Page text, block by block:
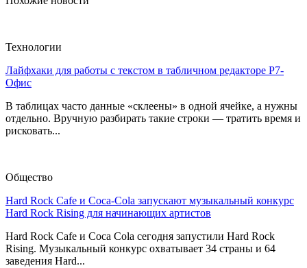
Технологии
Лайфхаки для работы с текстом в табличном редакторе Р7-
Офис
В таблицах часто данные «склеены» в одной ячейке, а нужны
отдельно. Вручную разбирать такие строки — тратить время и
рисковать...
Общество
Hard Rock Cafe и Coca-Cola запускают музыкальный конкурс
Hard Rock Rising для начинающих артистов
Hard Rock Cafe и Coca Cola сегодня запустили Hard Rock
Rising. Музыкальный конкурс охватывает 34 страны и 64
заведения Hard...